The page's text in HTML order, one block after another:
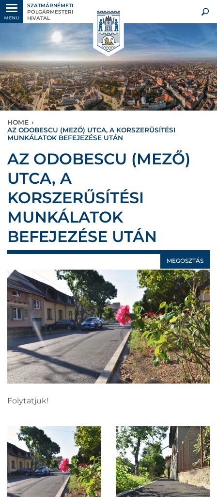
MENU
SZATMÁRNÉMETI
POLGÁRMESTERI
HIVATAL
HOME ›
AZ ODOBESCU (MEZŐ) UTCA, A KORSZERŰSÍTÉSI
MUNKÁLATOK BEFEJEZÉSE UTÁN
AZ ODOBESCU (MEZŐ)
UTCA, A
KORSZERŰSÍTÉSI
MUNKÁLATOK
BEFEJEZÉSE UTÁN
MEGOSZTÁS
Folytatjuk!